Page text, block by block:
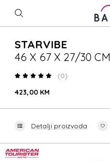
STARVIBE
46 X 67 X 27/30 CM
(0)
423,00 KM
Detalji proizvoda